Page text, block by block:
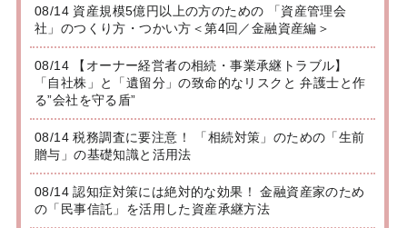
08/14 資産規模5億円以上の方のための 「資産管理会
社」のつくり方・つかい方＜第4回／金融資産編＞
08/14 【オーナー経営者の相続・事業承継トラブル】
「自社株」と「遺留分」の致命的なリスクと 弁護士と作
る”会社を守る盾”
08/14 税務調査に要注意！ 「相続対策」のための「生前
贈与」の基礎知識と活用法
08/14 認知症対策には絶対的な効果！ 金融資産家のため
の「民事信託」を活用した資産承継方法